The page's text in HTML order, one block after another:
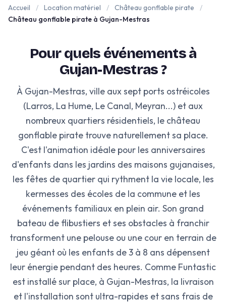
Accueil / Location matériel / Château gonflable pirate
/
Château gonflable pirate à Gujan-Mestras
Pour quels événements à
Gujan-Mestras ?
À Gujan-Mestras, ville aux sept ports ostréicoles
(Larros, La Hume, Le Canal, Meyran...) et aux
nombreux quartiers résidentiels, le château
gonflable pirate trouve naturellement sa place.
C'est l'animation idéale pour les anniversaires
d'enfants dans les jardins des maisons gujanaises,
les fêtes de quartier qui rythment la vie locale, les
kermesses des écoles de la commune et les
événements familiaux en plein air. Son grand
bateau de flibustiers et ses obstacles à franchir
transforment une pelouse ou une cour en terrain de
jeu géant où les enfants de 3 à 8 ans dépensent
leur énergie pendant des heures. Comme Funtastic
est installé sur place, à Gujan-Mestras, la livraison
et l'installation sont ultra-rapides et sans frais de